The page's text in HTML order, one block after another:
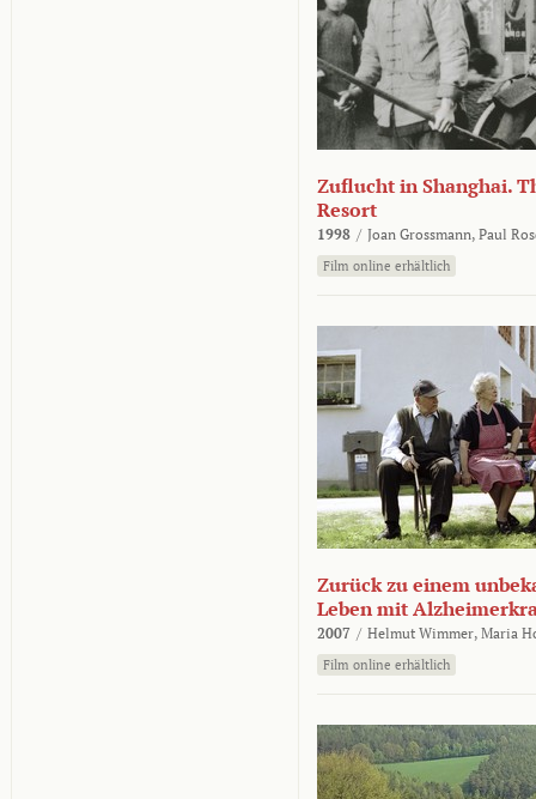
Zuflucht in Shanghai.
Resort
1998 / Joan Grossmann, Paul
Film online erhältlich
Zurück zu einem
Leben mit
2007 / Helmut Wimmer, Maria
Film online erhältlich